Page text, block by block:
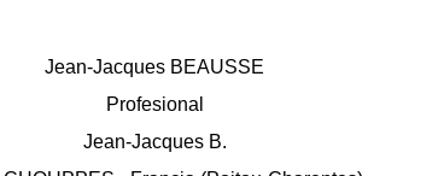
Jean-Jacques BEAUSSE
Profesional
Jean-Jacques B.